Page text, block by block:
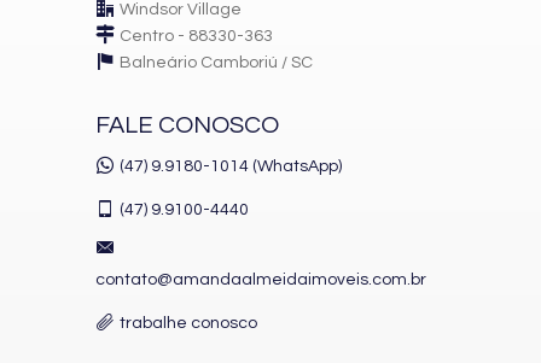
Windsor Village
Centro - 88330-363
Balneário Camboriú / SC
FALE CONOSCO
(47) 9.9180-1014 (WhatsApp)
(47) 9.9100-4440
contato@amandaalmeidaimoveis.com.br
trabalhe conosco